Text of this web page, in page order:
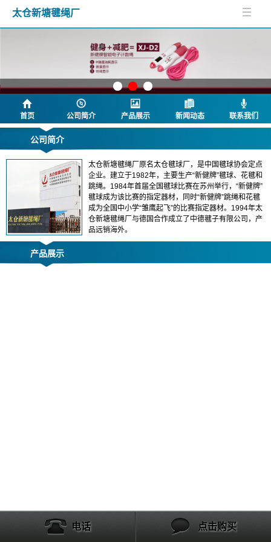
太仓新塘毽绳厂
首页 公司简介 产品展示 新闻动态 联系我们
公司简介
太仓新塘毽绳厂原名太仓毽球厂，是中国毽球协会定点
企业。建立于1982年，主要生产“新健牌”毽球、花毽和
跳绳。1984年首届全国毽球比赛在苏州举行，“新健牌”
毽球成为该比赛的指定器材，同时“新健牌”跳绳和花毽
成为全国中小学“雏鹰起飞”的比赛指定器材。1994年太
仓新塘毽绳厂与德国合作成立了中德毽子有限公司，产
品远销海外。
产品展示
电话 点击购买